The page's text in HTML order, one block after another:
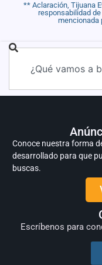
** Aclaración, Tijuana
responsabilidad
mencionada
Conoce nuestra forma
desarrollado para que
buscas.
Escríbenos para